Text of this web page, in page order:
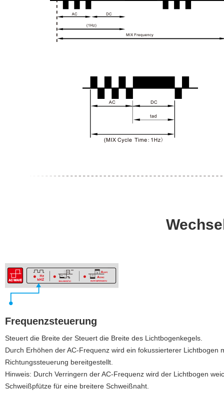
Frequenzsteuerung
Steuert die Breite der Steuert die Breite des Lichtbogenkegels.
Durch Erhöhen der AC-Frequenz wird ein fokussierterer Lichtbogen
Richtungssteuerung bereitgestellt.
Hinweis: Durch Verringern der AC-Frequenz wird der Lichtbogen
Schweißpfütze für eine breitere Schweißnaht.